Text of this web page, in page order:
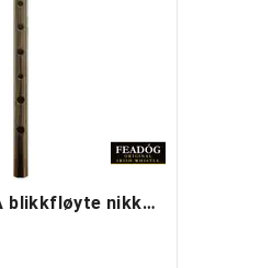
Feadog FW21A blikkfløyte nikkel C